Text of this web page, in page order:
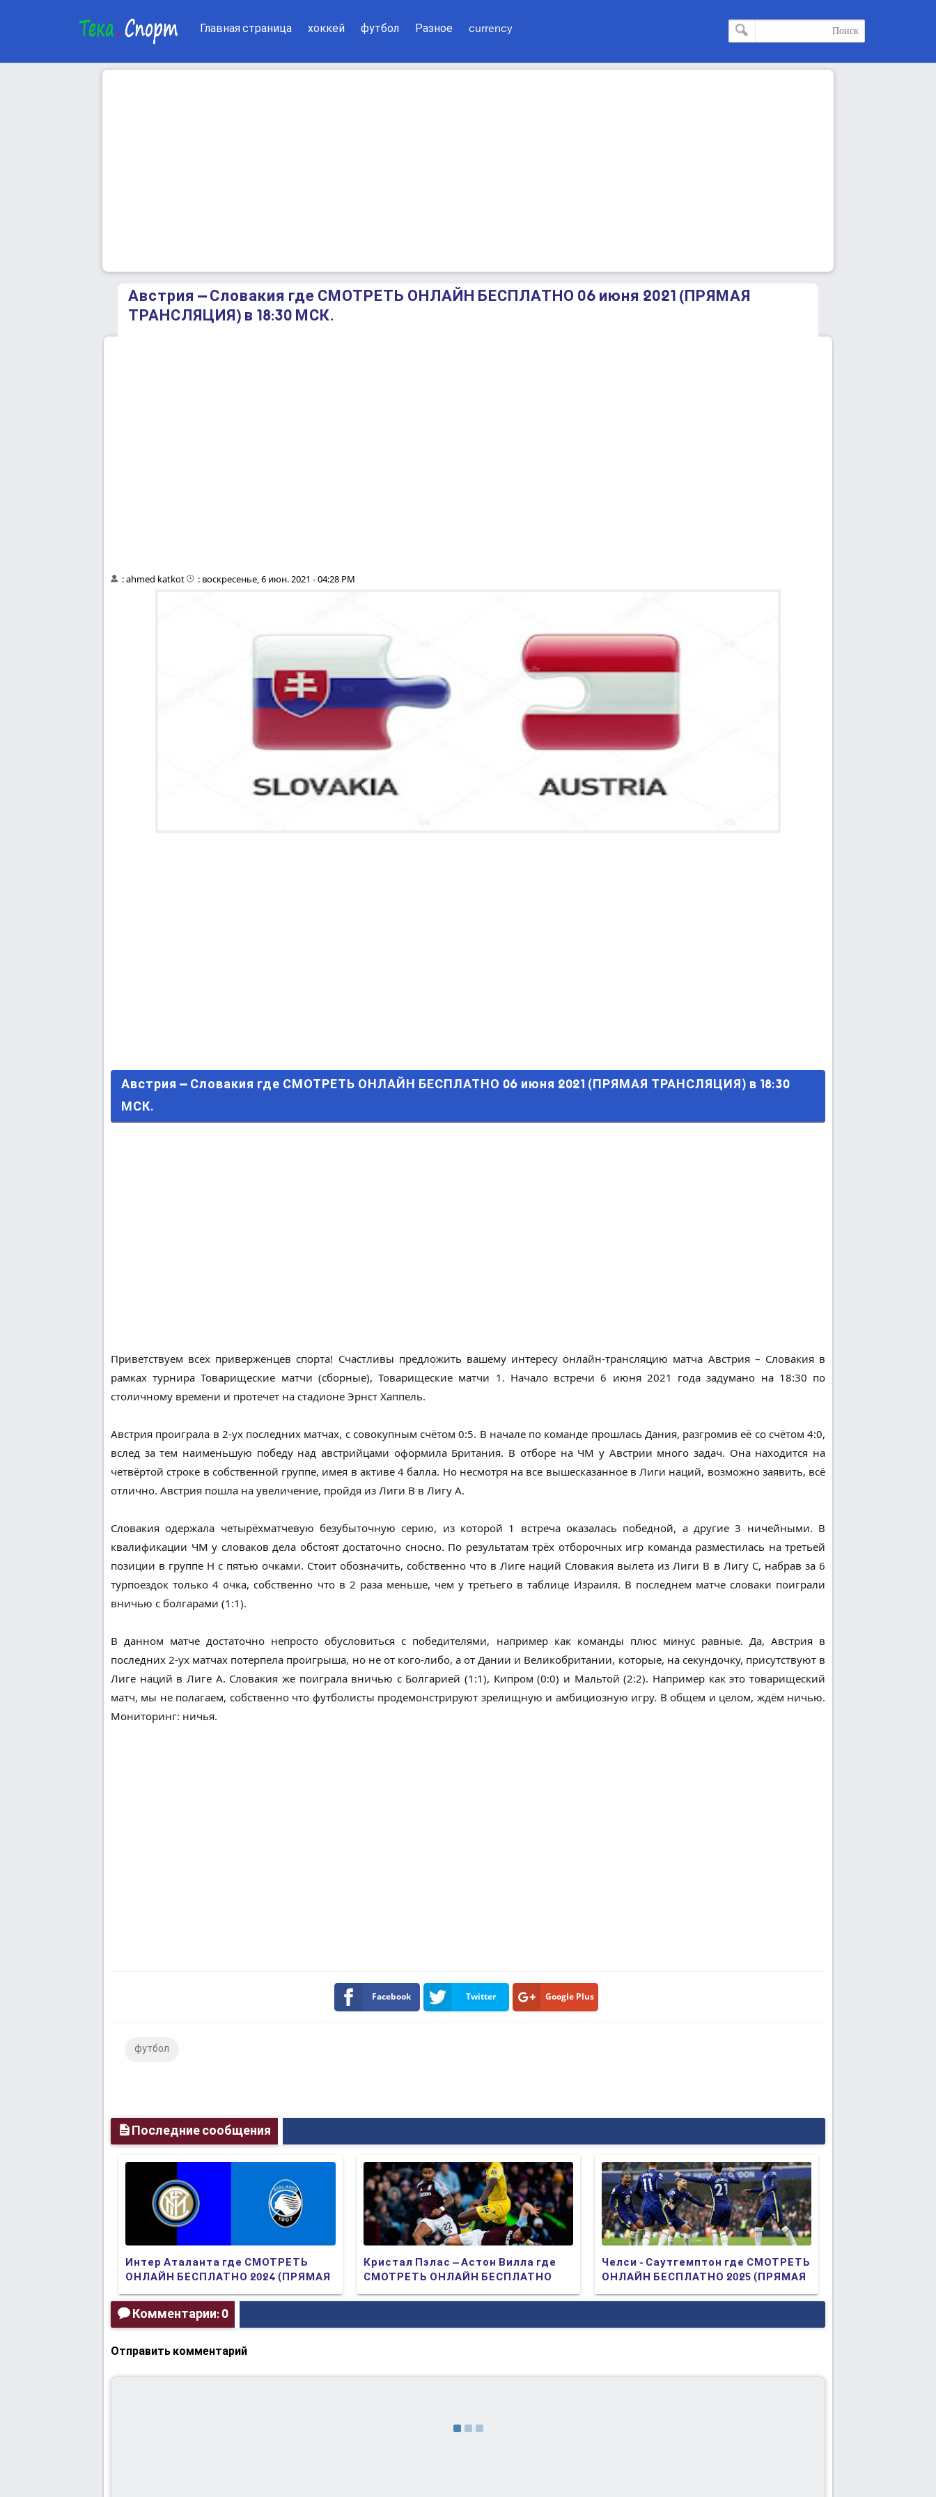
Главная страница хоккей футбол Разное currency
Австрия – Словакия где СМОТРЕТЬ ОНЛАЙН БЕСПЛАТНО 06 июня 2021 (ПРЯМАЯ
ТРАНСЛЯЦИЯ) в 18:30 МСК.
:ahmed katkot : воскресенье, 6 июн. 2021 - 04:28 PM
Австрия – Словакия где СМОТРЕТЬ ОНЛАЙН БЕСПЛАТНО 06 июня 2021 (ПРЯМАЯ ТРАНСЛЯЦИЯ) в 18:30 МСК.
Австрия – Словакия где СМОТРЕТЬ ОНЛАЙН БЕСПЛАТНО 06 июня 2021 (ПРЯМАЯ ТРАНСЛЯЦИЯ) в 18:30
МСК.
Приветствуем всех приверженцев спорта! Счастливы предложить вашему интересу онлайн-трансляцию матча Австрия – Словакия в
рамках турнира Товарищеские матчи (сборные), Товарищеские матчи 1. Начало встречи 6 июня 2021 года задумано на 18:30 по
столичному времени и протечет на стадионе Эрнст Хаппель.
Австрия проиграла в 2-ух последних матчах, с совокупным счётом 0:5. В начале по команде прошлась Дания, разгромив её со счётом 4:0,
вслед за тем наименьшую победу над австрийцами оформила Британия. В отборе на ЧМ у Австрии много задач. Она находится на
четвёртой строке в собственной группе, имея в активе 4 балла. Но несмотря на все вышесказанное в Лиги наций, возможно заявить, всё
отлично. Австрия пошла на увеличение, пройдя из Лиги В в Лигу А.
Словакия одержала четырёхматчевую безубыточную серию, из которой 1 встреча оказалась победной, а другие 3 ничейными. В
квалификации ЧМ у словаков дела обстоят достаточно сносно. По результатам трёх отборочных игр команда разместилась на третьей
позиции в группе Н с пятью очками. Стоит обозначить, собственно что в Лиге наций Словакия вылета из Лиги В в Лигу С, набрав за 6
турпоездок только 4 очка, собственно что в 2 раза меньше, чем у третьего в таблице Израиля. В последнем матче словаки поиграли
вничью с болгарами (1:1).
В данном матче достаточно непросто обусловиться с победителями, например как команды плюс минус равные. Да, Австрия в
последних 2-ух матчах потерпела проигрыша, но не от кого-либо, а от Дании и Великобритании, которые, на секундочку, присутствуют в
Лиге наций в Лиге А. Словакия же поиграла вничью с Болгарией (1:1), Кипром (0:0) и Мальтой (2:2). Например как это товарищеский
матч, мы не полагаем, собственно что футболисты продемонстрируют зрелищную и амбициозную игру. В общем и целом, ждём ничью.
Мониторинг: ничья.
Facebook Twitter Google Plus
футбол
Последние сообщения
Челси - Саутгемптон где СМОТРЕТЬ
ОНЛАЙН БЕСПЛАТНО 2025 (ПРЯМАЯ
ТРАНСЛЯЦИЯ)
Кристал Пэлас – Астон Вилла где
СМОТРЕТЬ ОНЛАЙН БЕСПЛАТНО
2025 (ПРЯМАЯ ТРАНСЛЯЦИЯ)
Интер Аталанта где СМОТРЕТЬ
ОНЛАЙН БЕСПЛАТНО 2024 (ПРЯМАЯ
ТРАНСЛЯЦИЯ)
Комментарии: 0
Отправить комментарий